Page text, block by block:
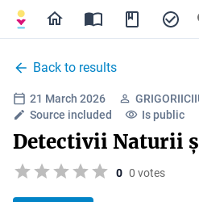
Back to results
21 March 2026
Source included
Is public
Detectivii Naturii
0 0 votes